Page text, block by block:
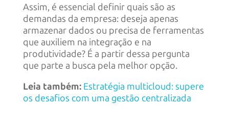
Assim, é essencial definir quais são as
demandas da empresa: deseja apenas
armazenar dados ou precisa de ferramentas
que auxiliem na integração e na
produtividade? É a partir dessa pergunta
que parte a busca pela melhor opção.
Leia também: Estratégia multicloud: supere
os desafios com uma gestão centralizada